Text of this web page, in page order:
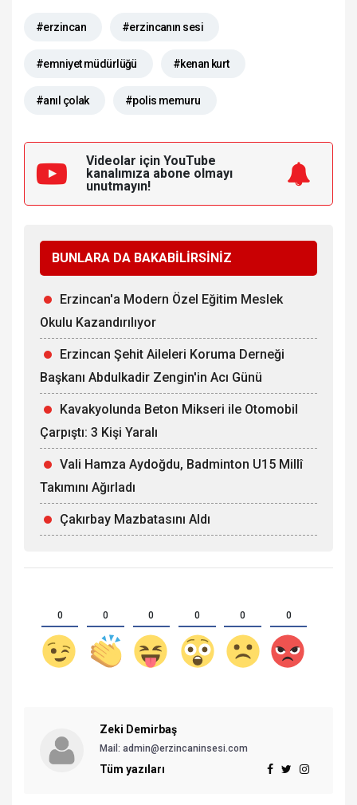
#erzincan #erzincanın sesi
#emniyet müdürlüğü #kenan kurt
#anıl çolak #polis memuru
Videolar için YouTube
kanalımıza abone olmayı
unutmayın!
BUNLARA DA BAKABİLİRSİNİZ
Erzincan'a Modern Özel Eğitim Meslek
Okulu Kazandırılıyor
Erzincan Şehit Aileleri Koruma Derneği
Başkanı Abdulkadir Zengin'in Acı Günü
Kavakyolunda Beton Mikseri ile Otomobil
Çarpıştı: 3 Kişi Yaralı
Vali Hamza Aydoğdu, Badminton U15 Millî
Takımını Ağırladı
Çakırbay Mazbatasını Aldı
0 0 0 0 0 0
Zeki Demirbaş
Mail: admin@erzincaninsesi.com
Tüm yazıları